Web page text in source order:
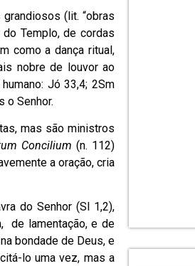
(lit. “obras
Templo, de cordas
como a dança ritual,
nobre de louvor ao
Jó 33,4; 2Sm
o Senhor.
mas são ministros
Concilium (n. 112)
a oração, cria
do Senhor (Sl 1,2),
de lamentação, e de
bondade de Deus, e
lo uma vez, mas a